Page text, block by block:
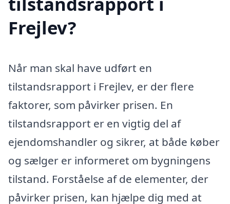
Frejlev?
Når man skal have udført en
tilstandsrapport i Frejlev, er der flere
faktorer, som påvirker prisen. En
tilstandsrapport er en vigtig del af
ejendomshandler og sikrer, at både køber
og sælger er informeret om bygningens
tilstand. Forståelse af de elementer, der
påvirker prisen, kan hjælpe dig med at